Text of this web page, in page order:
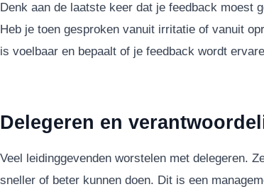
Denk aan de laatste keer dat je feedback moest
Heb je toen gesproken vanuit irritatie of vanuit
is voelbaar en bepaalt of je feedback wordt
Delegeren en
Veel leidinggevenden worstelen met delegeren.
sneller of beter kunnen doen. Dit is een